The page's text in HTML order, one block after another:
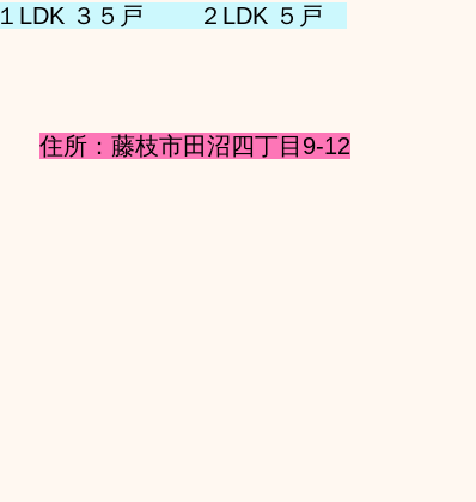
１LDK ３５戸　 　２LDK ５戸
住所：藤枝市田沼四丁目9-12